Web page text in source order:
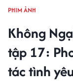
PHIM ẢNH
Không
tập 17:
tác tình